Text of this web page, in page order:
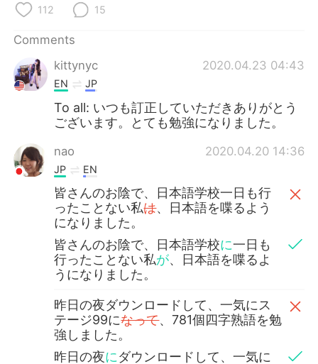
112 15
Comments
kittynyc
2020.04.23 04:43
EN JP
To all: いつも訂正していただきありがとう
ございます。とても勉強になりました。
nao 2020.04.20 14:36
JP EN
皆さんのお陰で、日本語学校一日も行
ったことない私は、日本語を喋るよう
になりました。
皆さんのお陰で、日本語学校に一日も
行ったことない私が、日本語を喋るよ
うになりました。
昨日の夜ダウンロードして、一気にス
テージ99になって、781個四字熟語を勉
強しました。
昨日の夜にダウンロードして、一気に